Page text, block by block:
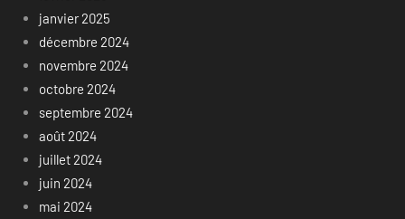
janvier 2025
décembre 2024
novembre 2024
octobre 2024
septembre 2024
août 2024
juillet 2024
juin 2024
mai 2024